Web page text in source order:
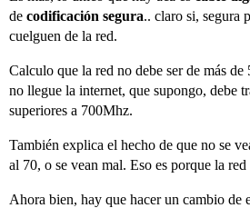
de codificación segura.. claro si, segura
cuelguen de la red.
Calculo que la red no debe ser de más
no llegue la internet, que supongo, debe
superiores a 700Mhz.
También explica el hecho de que no se
al 70, o se vean mal. Eso es porque la
Ahora bien, hay que hacer un cambio de